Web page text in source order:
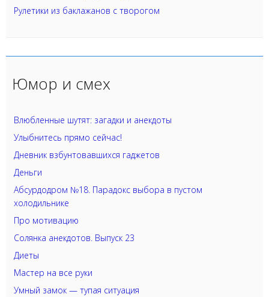
Рулетики из баклажанов с творогом
Юмор и смех
Влюбленные шутят: загадки и анекдоты
Улыбнитесь прямо сейчас!
Дневник взбунтовавшихся гаджетов
Деньги
Абсурдодром №18. Парадокс выбора в пустом
холодильнике
Про мотивацию
Солянка анекдотов. Выпуск 23
Диеты
Мастер на все руки
Умный замок — тупая ситуация